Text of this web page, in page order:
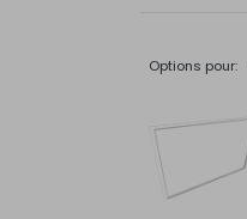
Options pour: